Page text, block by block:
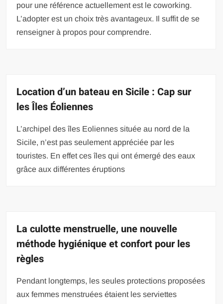
pour une référence actuellement est le coworking.
L’adopter est un choix très avantageux. Il suffit de se
renseigner à propos pour comprendre.
Location d’un bateau en Sicile : Cap sur
les Îles Éoliennes
L’archipel des îles Eoliennes située au nord de la
Sicile, n’est pas seulement appréciée par les
touristes. En effet ces îles qui ont émergé des eaux
grâce aux différentes éruptions
La culotte menstruelle, une nouvelle
méthode hygiénique et confort pour les
règles
Pendant longtemps, les seules protections proposées
aux femmes menstruées étaient les serviettes